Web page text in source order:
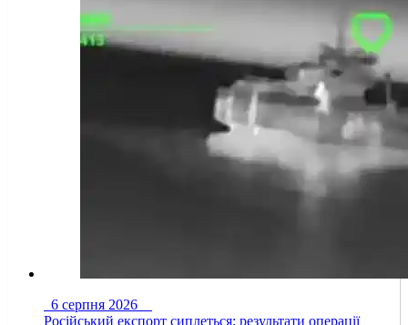
6 серпня 2026
Російський експорт сиплеться: результати операції